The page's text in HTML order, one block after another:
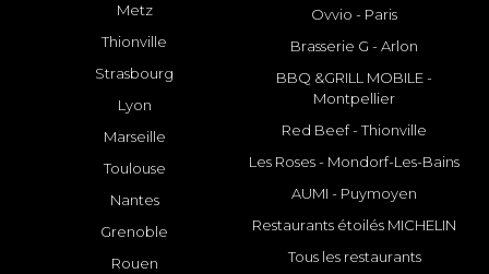
Metz
Thionville
Strasbourg
Lyon
Marseille
Toulouse
Nantes
Grenoble
Rouen
Ovvio - Paris
Brasserie G - Arlon
BBQ &GRILL MOBILE -
Montpellier
Red Beef - Thionville
Les Roses - Mondorf-Les-Bains
AUMI - Puymoyen
Restaurants étoilés MICHELIN
Tous les restaurants